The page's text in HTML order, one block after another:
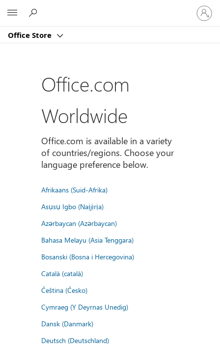
Office Store
Sign
in
to
account
Office.com
Worldwide
Office.com is available in a variety
of countries/regions. Choose your
language preference below.
Afrikaans (Suid-Afrika)
Asụsụ Igbo (Naịjịrịa)
Azərbaycan (Azərbaycan)
Bahasa Melayu (Asia Tenggara)
Bosanski (Bosna i Hercegovina)
Català (català)
Čeština (Česko)
Cymraeg (Y Deyrnas Unedig)
Dansk (Danmark)
Deutsch (Deutschland)